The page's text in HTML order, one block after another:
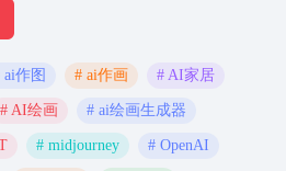
ai作图 # ai作画 # AI家居
# AI绘画 # ai绘画生成器
# midjourney # OpenAI